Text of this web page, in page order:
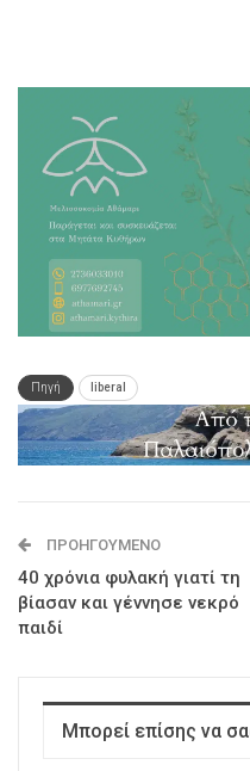
Πηγή liberal
ΠΡΟΗΓΟΎΜΕΝΟ
40 χρόνια φυλακή γιατί τη
βίασαν και γέννησε νεκρό
παιδί
Μπορεί επίσης να